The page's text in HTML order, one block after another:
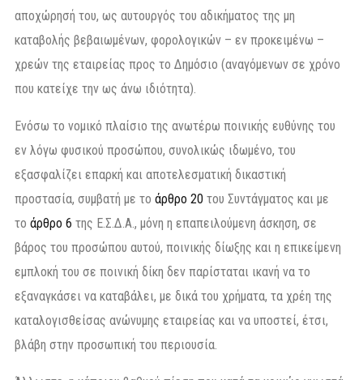
αποχώρησή του, ως αυτουργός του αδικήματος της μη
καταβολής βεβαιωμένων, φορολογικών – εν προκειμένω –
χρεών της εταιρείας προς το Δημόσιο (αναγόμενων σε χρόνο
που κατείχε την ως άνω ιδιότητα).
Ενόσω το νομικό πλαίσιο της ανωτέρω ποινικής ευθύνης του
εν λόγω φυσικού προσώπου, συνολικώς ιδωμένο, του
εξασφαλίζει επαρκή και αποτελεσματική δικαστική
προστασία, συμβατή με το άρθρο 20 του Συντάγματος και με
το άρθρο 6 της Ε.Σ.Δ.Α., μόνη η επαπειλούμενη άσκηση, σε
βάρος του προσώπου αυτού, ποινικής δίωξης και η επικείμενη
εμπλοκή του σε ποινική δίκη δεν παρίσταται ικανή να το
εξαναγκάσει να καταβάλει, με δικά του χρήματα, τα χρέη της
καταλογισθείσας ανώνυμης εταιρείας και να υποστεί, έτσι,
βλάβη στην προσωπική του περιουσία.